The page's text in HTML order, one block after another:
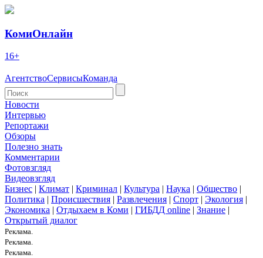
КомиОнлайн
16+
АгентствоСервисыКоманда
Новости
Интервью
Репортажи
Обзоры
Полезно знать
Комментарии
Фотовзгляд
Видеовзгляд
Бизнес | Климат | Криминал | Культура | Наука | Общество |
Политика | Происшествия | Развлечения | Спорт | Экология |
Экономика | Отдыхаем в Коми | ГИБДД online | Знание |
Открытый диалог
Реклама.
Реклама.
Реклама.